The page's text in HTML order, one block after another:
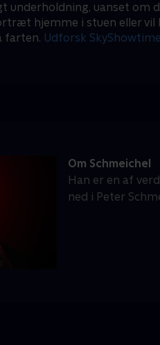
underholdning, uanset om
hjemme i stuen eller vil
farten. Udforsk
Om Schmeichel
Han er en af
ned i Peter